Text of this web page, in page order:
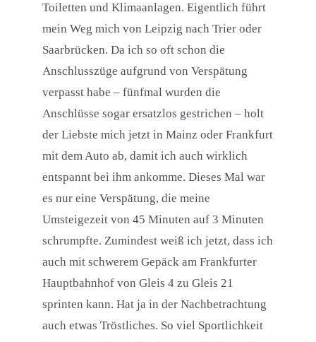
Toiletten und Klimaanlagen. Eigentlich führt
mein Weg mich von Leipzig nach Trier oder
Saarbrücken. Da ich so oft schon die
Anschlusszüge aufgrund von Verspätung
verpasst habe – fünfmal wurden die
Anschlüsse sogar ersatzlos gestrichen – holt
der Liebste mich jetzt in Mainz oder Frankfurt
mit dem Auto ab, damit ich auch wirklich
entspannt bei ihm ankomme. Dieses Mal war
es nur eine Verspätung, die meine
Umsteigezeit von 45 Minuten auf 3 Minuten
schrumpfte. Zumindest weiß ich jetzt, dass ich
auch mit schwerem Gepäck am Frankfurter
Hauptbahnhof von Gleis 4 zu Gleis 21
sprinten kann. Hat ja in der Nachbetrachtung
auch etwas Tröstliches. So viel Sportlichkeit